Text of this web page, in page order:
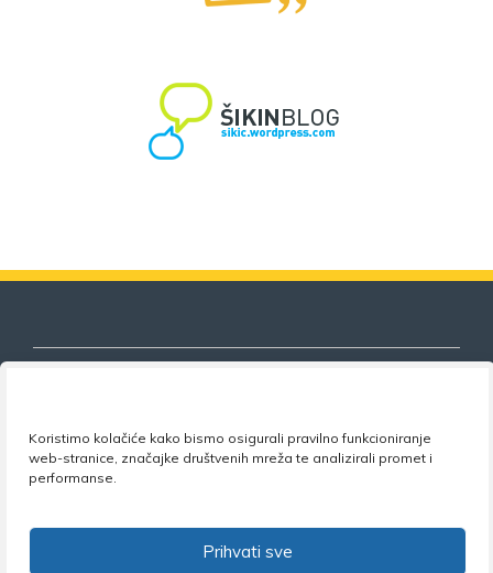
Koristimo kolačiće kako bismo osigurali pravilno funkcioniranje
web-stranice, značajke društvenih mreža te analizirali promet i
performanse.
Prihvati sve
Nezavisni sindikat znanosti i visokog
obrazovanja
Adresa: Florijana Andrašeca 18A / VI kat • 10 000
+385 1 4847 337